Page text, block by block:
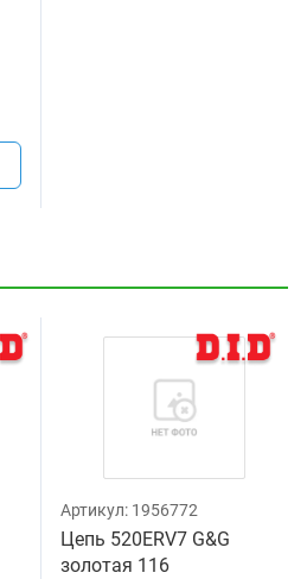
Артикул: 1956772
Цепь 520ERV7 G&G
золотая 116